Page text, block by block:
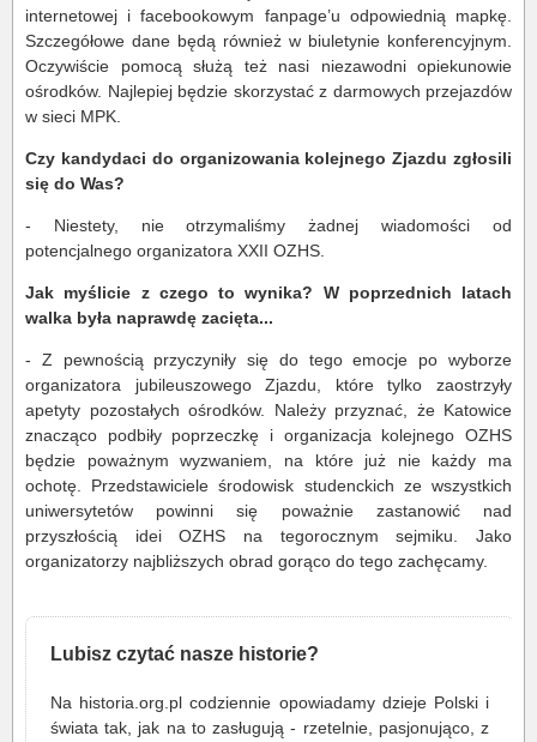
internetowej i facebookowym fanpage’u odpowiednią mapkę.
Szczegółowe dane będą również w biuletynie konferencyjnym.
Oczywiście pomocą służą też nasi niezawodni opiekunowie
ośrodków. Najlepiej będzie skorzystać z darmowych przejazdów
w sieci MPK.
Czy kandydaci do organizowania kolejnego Zjazdu zgłosili
się do Was?
- Niestety, nie otrzymaliśmy żadnej wiadomości od
potencjalnego organizatora XXII OZHS.
Jak myślicie z czego to wynika? W poprzednich latach
walka była naprawdę zacięta...
- Z pewnością przyczyniły się do tego emocje po wyborze
organizatora jubileuszowego Zjazdu, które tylko zaostrzyły
apetyty pozostałych ośrodków. Należy przyznać, że Katowice
znacząco podbiły poprzeczkę i organizacja kolejnego OZHS
będzie poważnym wyzwaniem, na które już nie każdy ma
ochotę. Przedstawiciele środowisk studenckich ze wszystkich
uniwersytetów powinni się poważnie zastanowić nad
przyszłością idei OZHS na tegorocznym sejmiku. Jako
organizatorzy najbliższych obrad gorąco do tego zachęcamy.
Lubisz czytać nasze historie?
Na historia.org.pl codziennie opowiadamy dzieje Polski i
świata tak, jak na to zasługują - rzetelnie, pasjonująco, z